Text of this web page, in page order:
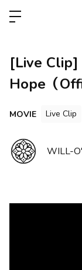
[Live
Hope（
MOVIE Live Clip
WILL-O'